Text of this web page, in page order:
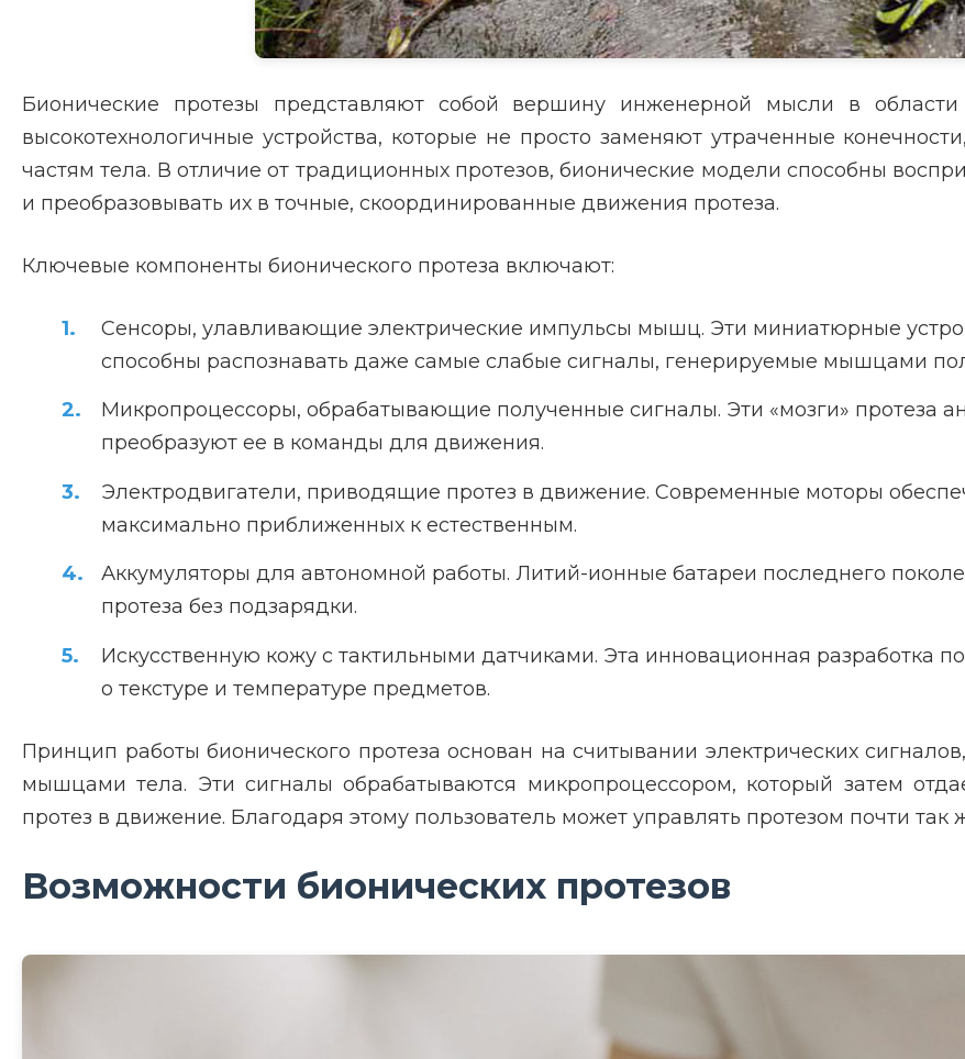
Бионические протезы представляют собой вершину инженерной мысли в
высокотехнологичные устройства, которые не просто заменяют утраченные
частям тела. В отличие от традиционных протезов, бионические модели способны
и преобразовывать их в точные, скоординированные движения протеза.
Ключевые компоненты бионического протеза включают:
Сенсоры, улавливающие электрические импульсы мышц. Эти миниатюрные
способны распознавать даже самые слабые сигналы, генерируемые мышцами
Микропроцессоры, обрабатывающие полученные сигналы. Эти «мозги» протеза
преобразуют ее в команды для движения.
Электродвигатели, приводящие протез в движение. Современные моторы
максимально приближенных к естественным.
Аккумуляторы для автономной работы. Литий-ионные батареи последнего
протеза без подзарядки.
Искусственную кожу с тактильными датчиками. Эта инновационная разработка
о текстуре и температуре предметов.
Принцип работы бионического протеза основан на считывании электрических
мышцами тела. Эти сигналы обрабатываются микропроцессором, который затем
протез в движение. Благодаря этому пользователь может управлять протезом почти так
Возможности бионических протезов